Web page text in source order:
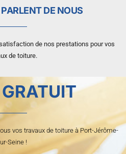
DE NOUS
de nos prestations pour vos
de toiture.
vos travaux de toiture à Port-Jérôme-
Seine !